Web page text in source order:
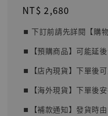
Regular
NT$ 2,680
⏹︎ 下訂前請先詳閱【購
⏹︎【預購商品】可能延
⏹︎【店內現貨】下單後
⏹︎【海外現貨】下單後
⏹︎【補款通知】發貨時